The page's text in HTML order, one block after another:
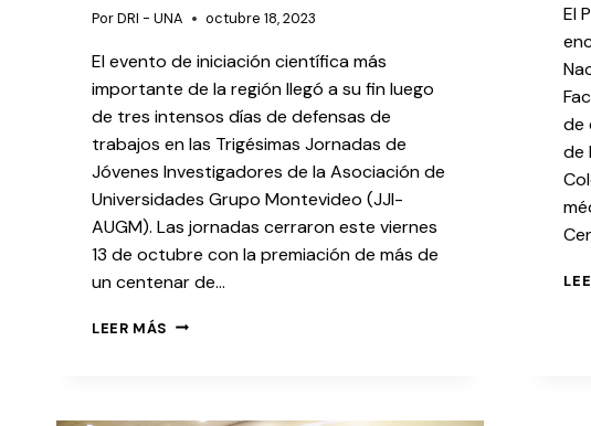
PorDRI - UNA octubre 18, 2023
El evento de iniciación científica más
importante de la región llegó a su fin luego
de tres intensos días de defensas de
trabajos en las Trigésimas Jornadas de
Jóvenes Investigadores de la Asociación de
Universidades Grupo Montevideo (JJI-
AUGM). Las jornadas cerraron este viernes
13 de octubre con la premiación de más de
un centenar de…
LEER MÁS
El
de
de